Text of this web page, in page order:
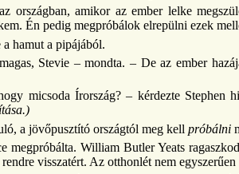
országban, amikor az ember lelke
Én pedig megpróbálok elrepülni ezek
hamut a pipájából.
Stevie – mondta. – De az ember
micsoda Írország? – kérdezte Stephen
a jövőpusztító országtól meg kell próbálni
megpróbálta. William Butler Yeats
visszatért. Az otthonlét nem